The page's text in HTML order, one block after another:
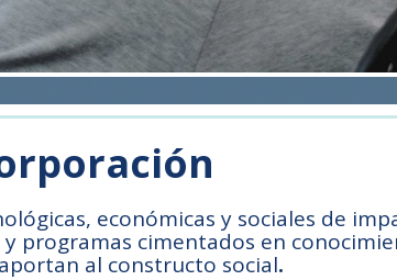
económicas y sociales de
programas cimentados en
al constructo social.